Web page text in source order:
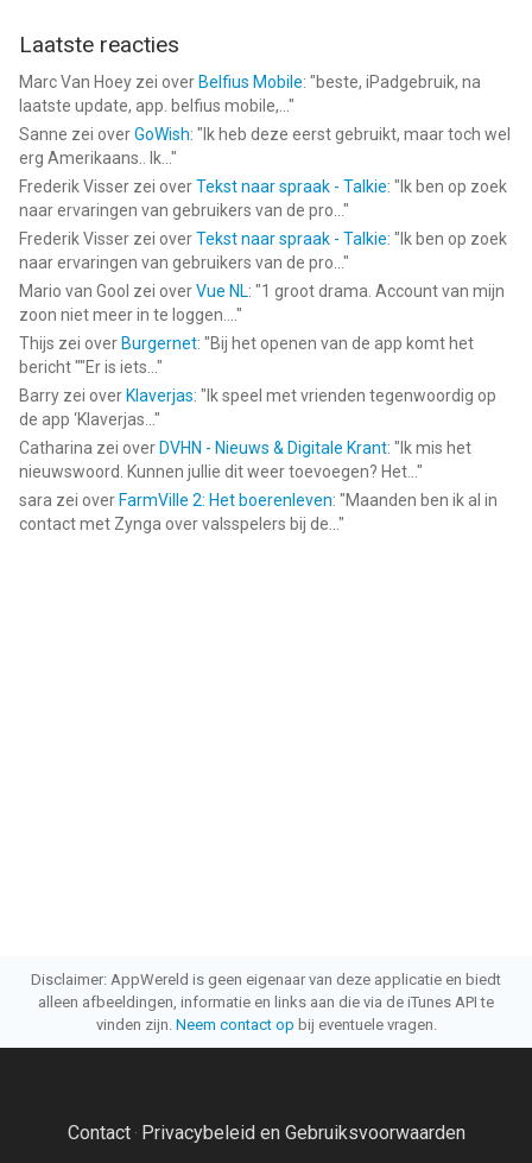
Laatste reacties
Marc Van Hoey zei over Belfius Mobile: "beste, iPadgebruik, na
laatste update, app. belfius mobile,... "
Sanne zei overGoWish: " Ik heb deze eerst gebruikt, maar toch wel
erg Amerikaans.. Ik... "
Frederik Visser zei overTekst naar spraak - Talkie: " Ik ben op zoek
naar ervaringen van gebruikers van de pro... "
Frederik Visser zei overTekst naar spraak - Talkie: " Ik ben op zoek
naar ervaringen van gebruikers van de pro... "
Mario van Gool zei overVue NL: "1 groot drama. Account van mijn
zoon niet meer in te loggen.... "
Thijs zei over Burgernet: "Bij het openen van de app komt het
bericht ""Er is iets... "
Barry zei over Klaverjas: " Ik speel met vrienden tegenwoordig op
de app ‘Klaverjas... "
Catharina zei over DVHN - Nieuws & Digitale Krant: " Ik mis het
nieuwswoord. Kunnen jullie dit weer toevoegen? Het... "
sara zei over FarmVille 2: Het boerenleven: "Maanden ben ik al in
contact met Zynga over valsspelers bij de... "
Disclaimer: AppWereld is geen eigenaar van deze applicatie en biedt
alleen afbeeldingen, informatie en links aan die via de iTunes API te
vinden zijn. Neem contact op bij eventuele vragen.
Contact· Privacybeleid en Gebruiksvoorwaarden